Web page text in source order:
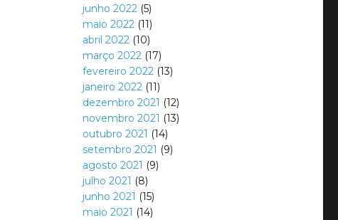
junho 2022 (5)
maio 2022 (11)
abril 2022 (10)
março 2022 (17)
fevereiro 2022 (13)
janeiro 2022 (11)
dezembro 2021 (12)
novembro 2021 (13)
outubro 2021 (14)
setembro 2021 (9)
agosto 2021 (9)
julho 2021 (8)
junho 2021 (15)
maio 2021 (14)